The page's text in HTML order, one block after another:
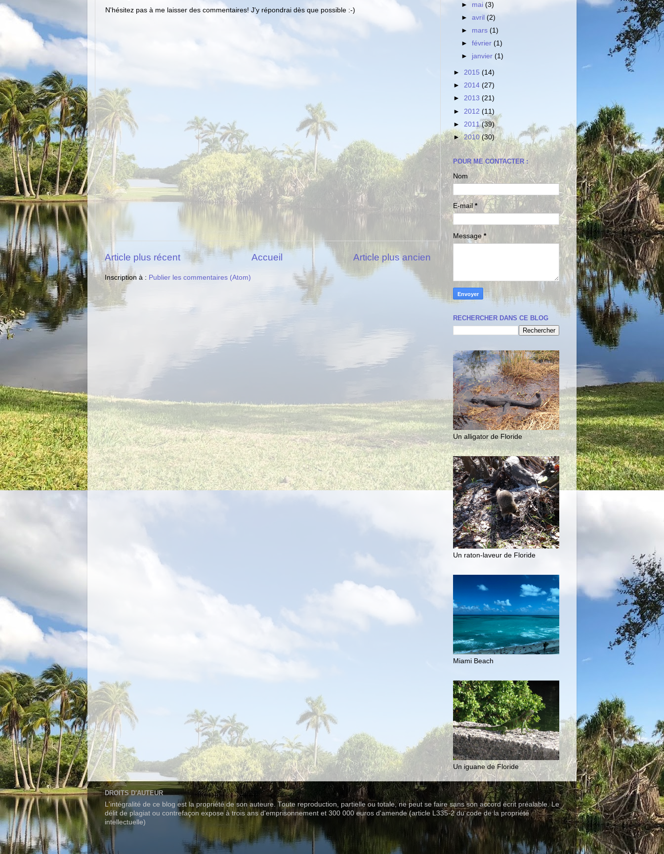
N'hésitez pas à me laisser des commentaires! J'y répondrai dès que possible :-)
Article plus récent Article plus ancien
Accueil
Inscription à : Publier les commentaires (Atom)
► mai(3)
►avril(2)
► mars(1)
►février(1)
► janvier(1)
► 2015 (14)
► 2014 (27)
► 2013 (21)
► 2012 (11)
► 2011(39)
►2010(30)
POUR ME CONTACTER :
Nom
E-mail *
Message*
RECHERCHER DANS CE BLOG
Un alligator de Floride
Un raton-laveur de Floride
Miami Beach
Un iguane de Floride
DROITS D'AUTEUR
L'intégralité de ce blog est la propriété de son auteure. Toute reproduction, partielle ou totale, ne peut se faire sans son accord écrit préalable. Le
délit de plagiat ou contrefaçon expose à trois ans d'emprisonnement et 300 000 euros d'amende (article L335-2 du code de la propriété
intellectuelle)